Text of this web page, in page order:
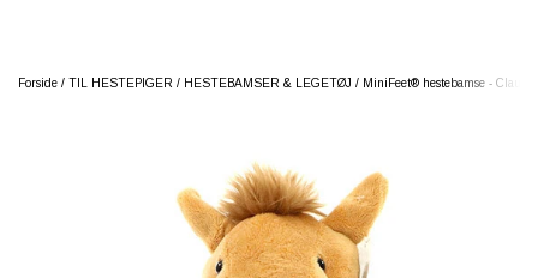
NYHEDER
KÆPHESTE
STRIGLER & TILBEHØR
LEMIEUX TOY PONY
TIL HESTEPIGER
Forside TIL HESTEPIGER HESTEBAMSER & LEGETØJ MiniFeet® hestebamse - Claudia